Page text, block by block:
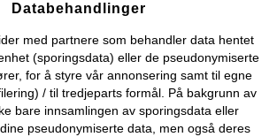
Cookie-innstillinger
Om Oss Angre kjøp
© 2026 bonprix.
Databehandlinger
med partnere som behandler data hentet
(sporingsdata) eller de pseudonymiserte
for å styre vår annonsering samt til egne
/ til tredjeparts formål. På bakgrunn av
bare innsamlingen av sporingsdata eller
pseudonymiserte data, men også deres